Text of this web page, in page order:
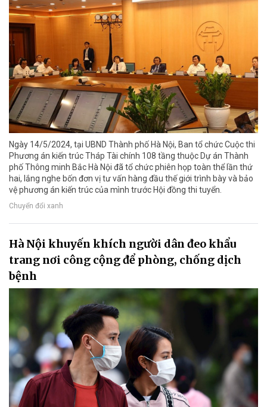
Ngày 14/5/2024, tại UBND Thành phố Hà Nội, Ban tổ chức Cuộc thi
Phương án kiến trúc Tháp Tài chính 108 tầng thuộc Dự án Thành
phố Thông minh Bắc Hà Nội đã tổ chức phiên họp toàn thể lần thứ
hai, lắng nghe bốn đơn vị tư vấn hàng đầu thế giới trình bày và bảo
vệ phương án kiến trúc của mình trước Hội đồng thi tuyển.
Chuyển đổi xanh
Hà Nội khuyến khích người dân đeo khẩu
trang nơi công cộng để phòng, chống dịch
bệnh